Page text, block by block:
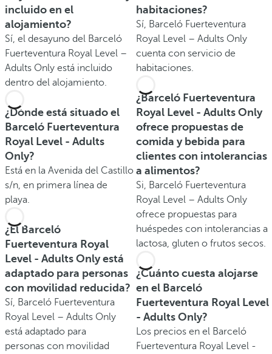
incluido en el
alojamiento?
Sí, el desayuno del Barceló
Fuerteventura Royal Level –
Adults Only está incluido
dentro del alojamiento.
¿Dónde está situado el
Barceló Fuerteventura
Royal Level - Adults
Only?
Está en la Avenida del Castillo
s/n, en primera línea de
playa.
¿El Barceló
Fuerteventura Royal
Level - Adults Only está
adaptado para personas
con movilidad reducida?
Sí, Barceló Fuerteventura
Royal Level – Adults Only
está adaptado para
personas con movilidad
habitaciones?
Sí, Barceló Fuerteventura
Royal Level – Adults Only
cuenta con servicio de
habitaciones.
¿Barceló Fuerteventura
Royal Level - Adults Only
ofrece propuestas de
comida y bebida para
clientes con intolerancias
a alimentos?
Si, Barceló Fuerteventura
Royal Level – Adults Only
ofrece propuestas para
huéspedes con intolerancias a
lactosa, gluten o frutos secos.
¿Cuánto cuesta alojarse
en el Barceló
Fuerteventura Royal Level
- Adults Only?
Los precios en el Barceló
Fuerteventura Royal Level -